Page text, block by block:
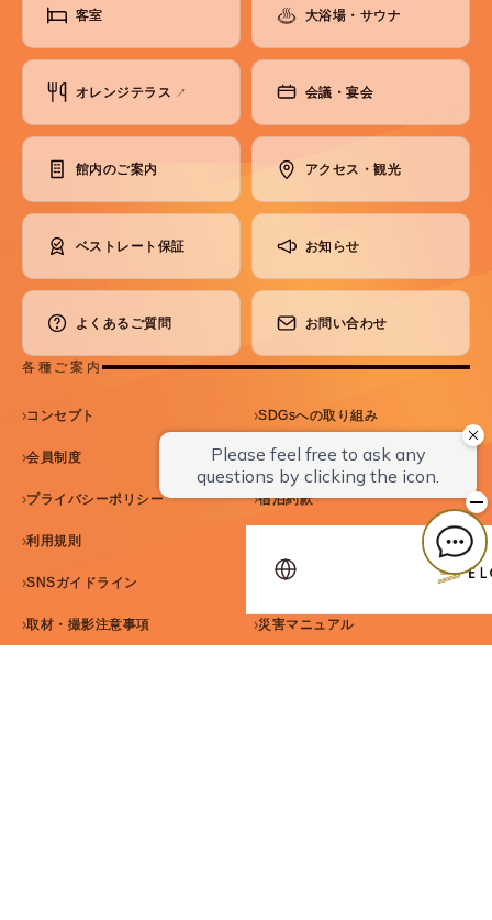
客室 大浴場・サウナ
オレンジテラス ↗ 会議・宴会
館内のご案内 アクセス・観光
ベストレート保証 お知らせ
よくあるご質問 お問い合わせ
各種ご案内
コンセプト SDGsへの取り組み
会員制度 パンフレット
プライバシーポリシー 宿泊約款
利用規則
SNSガイドライン カスハラ基本方針
取材・撮影注意事項 災害マニュアル